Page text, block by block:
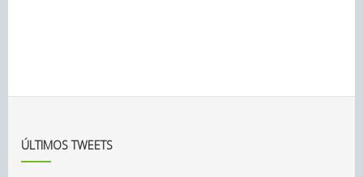
ÚLTIMOS TWEETS